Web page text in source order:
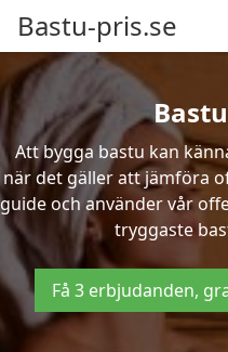
Bastu-pris.se
Att bygga bastu kan
när det gäller att jämföra
guide och använder vår
tryggaste
Få 3 erbjudanden,